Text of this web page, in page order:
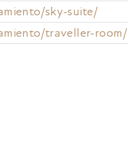
sky-suite/
traveller-room/